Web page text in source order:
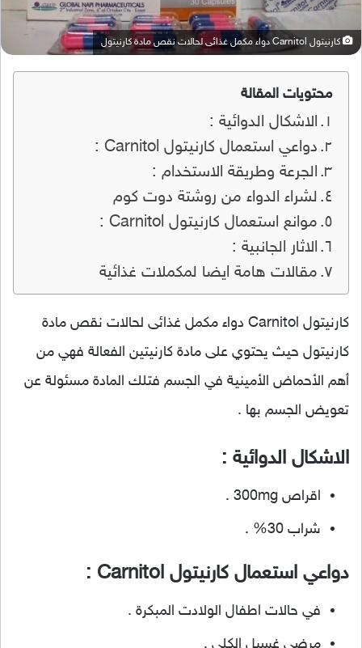
كارنيتول Carnitol دواء مكمل غذائى لحالات نقص مادة كارنيتول
محتويات المقالة
الاشكال الدوائية :
دواعي استعمال كارنيتول Carnitol :
الجرعة وطريقة الاستخدام :
لشراء الدواء من روشتة دوت كوم
موانع استعمال كارنيتول Carnitol :
الاثار الجانبية :
مقالات هامة ايضا لمكملات غذائية
كارنيتول Carnitol دواء مكمل غذائى لحالات نقص مادة
كارنيتول حيث يحتوي على مادة كارنيتين الفعالة فهي من
أهم الأحماض الأمينية في الجسم فتلك المادة مسئولة عن
تعويض الجسم بها .
الاشكال الدوائية :
اقراص 300mg .
شراب 30% .
دواعي استعمال كارنيتول Carnitol :
في حالات اطفال الولادت المبكرة .
مرضي غسيل الكلي .